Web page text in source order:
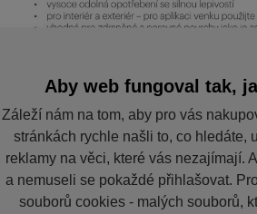
Aby web fungoval tak,
Záleží nám na tom, aby pro vás
stránkách rychle našli to, co hledáte,
reklamy na věci, které vás nezajímají.
a nemuseli se pokaždé přihlašovat.
souborů cookies - malých souborů,